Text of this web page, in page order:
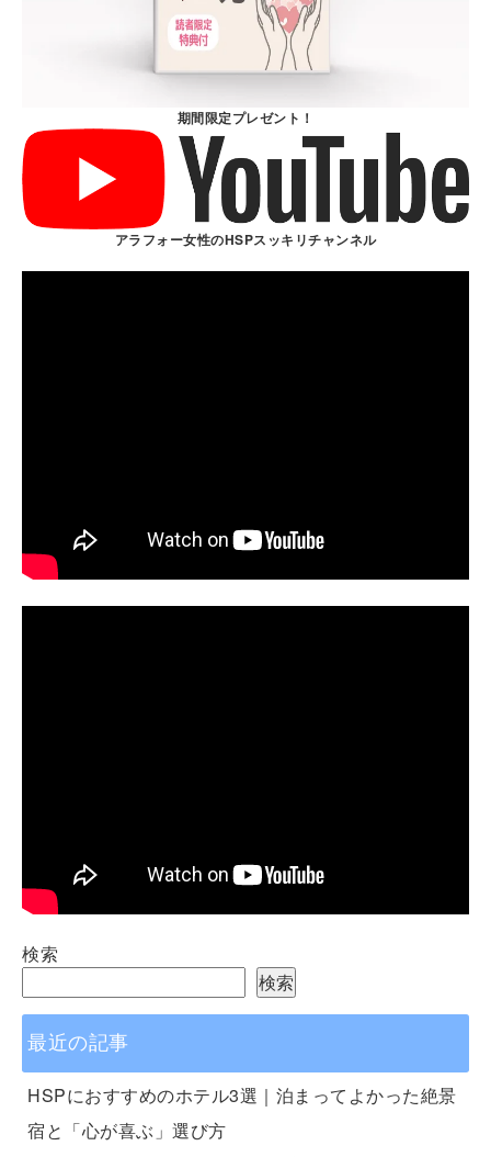
期間限定プレゼント！
アラフォー女性のHSPスッキリチャンネル
検索
検索
最近の記事
HSPにおすすめのホテル3選｜泊まってよかった絶景
宿と「心が喜ぶ」選び方